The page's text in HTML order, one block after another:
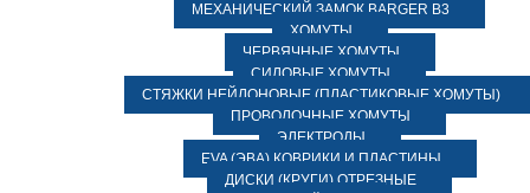
МЕХАНИЧЕСКИЙ ЗАМОК BARGER B3
ХОМУТЫ
ЧЕРВЯЧНЫЕ ХОМУТЫ
СИЛОВЫЕ ХОМУТЫ
СТЯЖКИ НЕЙЛОНОВЫЕ (ПЛАСТИКОВЫЕ ХОМУТЫ)
ПРОВОЛОЧНЫЕ ХОМУТЫ
ЭЛЕКТРОДЫ
EVA (ЭВА) КОВРИКИ И ПЛАСТИНЫ
ДИСКИ (КРУГИ) ОТРЕЗНЫЕ